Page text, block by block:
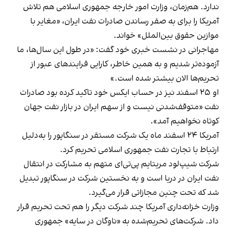
ندارد. هم‌زمان، وزارت امور خارجه جمهوری اسلامی هم تلاش
آمریکا را برای به صفر رساندن صادرات نفت ایران، «مغایر با
موازین حقوق بین‌الملل» خواند.
مهاجرانی در نشست خبری خود گفت: «در طول این سال‌ها، ما
آزموده‌تر شدیم و به همین خاطر، کارایی فرایندهای عبور از
تحریم‌ها الان بیشتر شده است.»
او ۲۵ اسفند نیز در حساب ایکس خود تاکید کرده بود صادرات
نفت «متوقف‌شدنی نیست و از سهم ایران در بازار نفت جهان
کوتاه نخواهیم آمد».
آمریکا ۲۴ اسفند ماه یک شرکت مستقر در سنگاپور را به‌دلیل
ارتباط با تجارت نفت جمهوری اسلامی تحریم کرد.
شرکت شیپ‌لود مریتایم پی‌تی‌ای متهم به مشارکت در انتقال
نفت ایران در دریا است و به نخستین شرکت در سنگاپور تبدیل
شد که تحت چنین مجازاتی قرار می‌گیرد.
وزارت خزانه‌داری آمریکا چند شرکت دیگر را هم تحت تحریم قرار
داد. شرکت‌های تحریم‌شده به «ناوگان در سایه» جمهوری